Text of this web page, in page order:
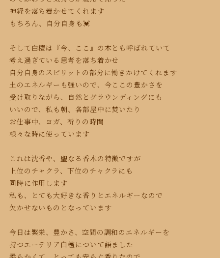
神経を落ち着かせてくれます
もちろん、自分自身も💓
そして白檀は『今、ここ』の木とも呼ばれていて
考え過ぎている思考を落ち着かせ
自分自身のスピリットの部分に働きかけてくれます
土のエネルギーも強いので、今ここの豊かさを
受け取りながら、自然とグラウンディングにも
いいので、私も朝、各部屋中に焚いたり
お仕事中、ヨガ、祈りの時間
様々な時に使っています
これは沈香や、聖なる香木の特徴ですが
上位のチャクラ、下位のチャクラにも
同時に作用します
私も、とても大好きな香りとエネルギーなので
欠かせないものとなっています
今日は繁栄、豊かさ、空間の調和のエネルギーを
持つエーテリア白檀について語ました